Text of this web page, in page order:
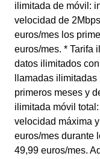
ilimitada de móvil:
velocidad de
euros/mes los
euros/mes. * Tarifa
datos ilimitados
llamadas
primeros meses y
ilimitada móvil
velocidad máxima
euros/mes durante
49,99 euros/mes.